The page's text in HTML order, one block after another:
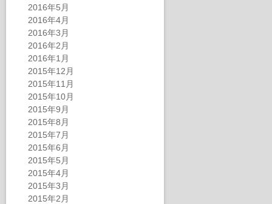
2016年5月
2016年4月
2016年3月
2016年2月
2016年1月
2015年12月
2015年11月
2015年10月
2015年9月
2015年8月
2015年7月
2015年6月
2015年5月
2015年4月
2015年3月
2015年2月